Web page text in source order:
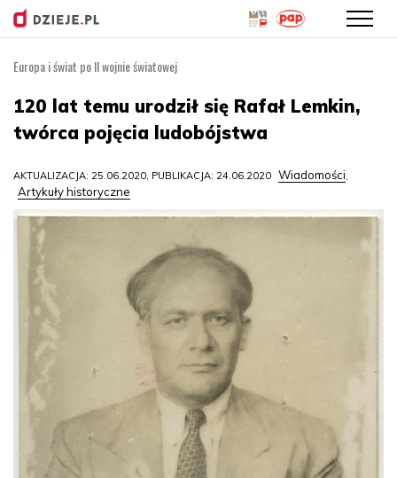
treści
Europa i świat po II wojnie światowej
120 lat temu urodził się Rafał Lemkin,
twórca pojęcia ludobójstwa
AKTUALIZACJA: 25.06.2020, PUBLIKACJA: 24.06.2020 Wiadomości,
Artykuły historyczne